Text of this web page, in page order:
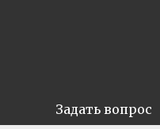
Задать вопрос